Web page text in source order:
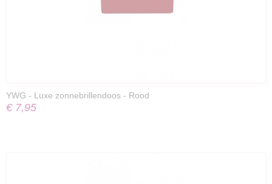
YWG - Luxe zonnebrillendoos - Rood
€ 7,95